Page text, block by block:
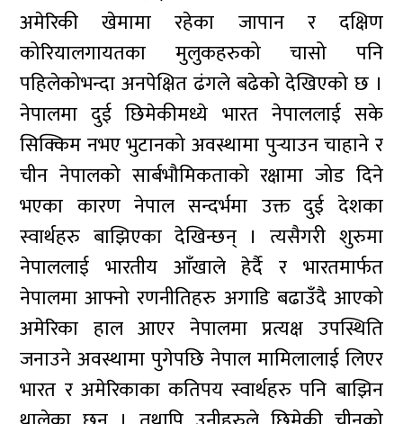
अमेरिकी खेमामा रहेका जापान र दक्षिण
कोरियालगायतका मुलुकहरुको चासो पनि
पहिलेकोभन्दा अनपेक्षित ढंगले बढेको देखिएको छ ।
नेपालमा दुई छिमेकीमध्ये भारत नेपाललाई सके
सिक्किम नभए भुटानको अवस्थामा पुर्‍याउन चाहाने र
चीन नेपालको सार्बभौमिकताको रक्षामा जोड दिने
भएका कारण नेपाल सन्दर्भमा उक्त दुई देशका
स्वार्थहरु बाझिएका देखिन्छन् । त्यसैगरी शुरुमा
नेपाललाई भारतीय आँखाले हेर्दै र भारतमार्फत
नेपालमा आफ्नो रणनीतिहरु अगाडि बढाउँदै आएको
अमेरिका हाल आएर नेपालमा प्रत्यक्ष उपस्थिति
जनाउने अवस्थामा पुगेपछि नेपाल मामिलालाई लिएर
भारत र अमेरिकाका कतिपय स्वार्थहरु पनि बाझिन